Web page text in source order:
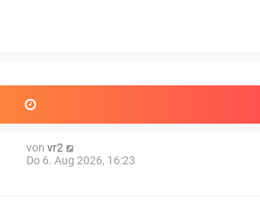
g
vonvr2
Do 6. Aug 2026, 16:23